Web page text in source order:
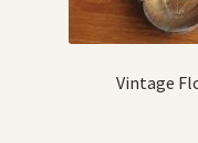
Vintage